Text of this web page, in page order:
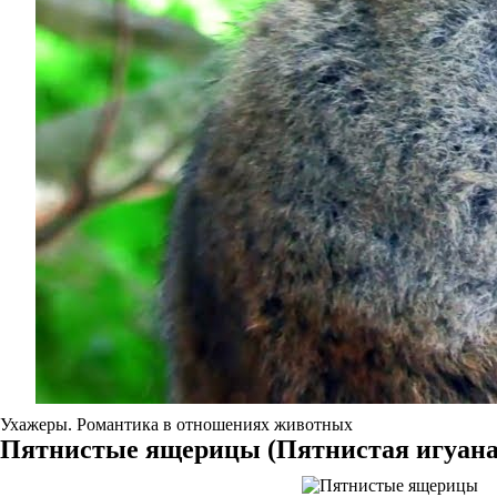
Ухажеры. Романтика в отношениях животных
Пятнистые ящерицы (Пятнистая